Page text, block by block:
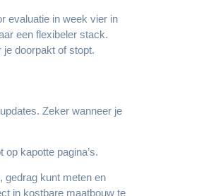
evaluatie in week vier in
een flexibeler stack.
doorpakt of stopt.
Zeker wanneer je
kapotte pagina’s.
gedrag kunt meten en
in kostbare maatbouw te